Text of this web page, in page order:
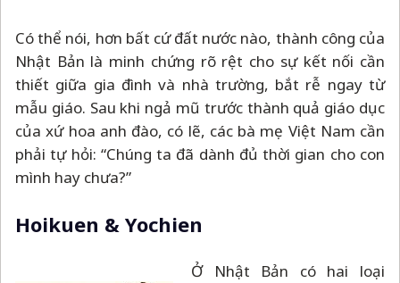
Có thể nói, hơn bất cứ đất nước nào, thành công của
Nhật Bản là minh chứng rõ rệt cho sự kết nối cần
thiết giữa gia đình và nhà trường, bắt rễ ngay từ
mẫu giáo. Sau khi ngả mũ trước thành quả giáo dục
của xứ hoa anh đào, có lẽ, các bà mẹ Việt Nam cần
phải tự hỏi: “Chúng ta đã dành đủ thời gian cho con
mình hay chưa?”
Hoikuen & Yochien
Ở Nhật Bản có hai loại